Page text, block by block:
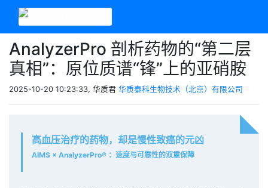
AnalyzerPro 剖析药物的“第二层
真相”：原位质谱“锋”上的亚硝胺
2025-10-20 10:23:33, 华质君 华质泰科生物技术（北京）有限公司
高血压治疗的药物，却是慢性致癌的元凶
AIMS × AnalyzerPro® ：速度与可靠性的双重保障